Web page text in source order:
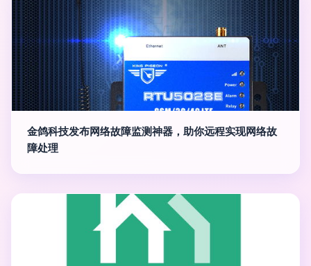
金鸽科技发布网络故障监测神器，助你远程实现网络故
障处理